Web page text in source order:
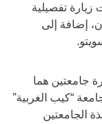
تفصيلية
إضافة إلى
جامعتين هما
“كيب الغربية”
الجامعتين